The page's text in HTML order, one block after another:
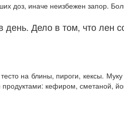
доз, иначе неизбежен запор.
день. Дело в том, что лен
на блины, пироги, кексы.
кефиром, сметаной,